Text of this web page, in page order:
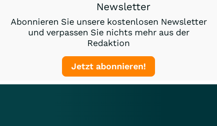
Newsletter
Abonnieren Sie unsere kostenlosen Newsletter
und verpassen Sie nichts mehr aus der
Redaktion
Jetzt abonnieren!